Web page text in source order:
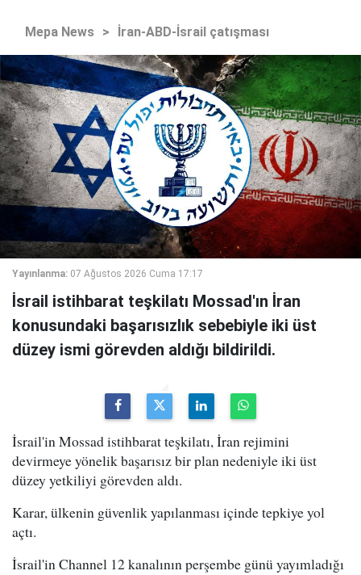
Mepa News > İran-ABD-İsrail çatışması
Yayınlanma: 07 Ağustos 2026 Cuma 17:17
İsrail istihbarat teşkilatı Mossad'ın İran
konusundaki başarısızlık sebebiyle iki üst
düzey ismi görevden aldığı bildirildi.
İsrail'in Mossad istihbarat teşkilatı, İran rejimini
devirmeye yönelik başarısız bir plan nedeniyle iki üst
düzey yetkiliyi görevden aldı.
Karar, ülkenin güvenlik yapılanması içinde tepkiye yol
açtı.
İsrail'in Channel 12 kanalının perşembe günü yayımladığı